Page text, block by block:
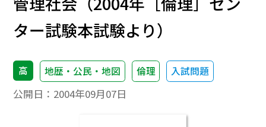
ター試験本試験より）
高 地歴・公民・地図 倫理 入試問題
公開日： 2004年09月07日